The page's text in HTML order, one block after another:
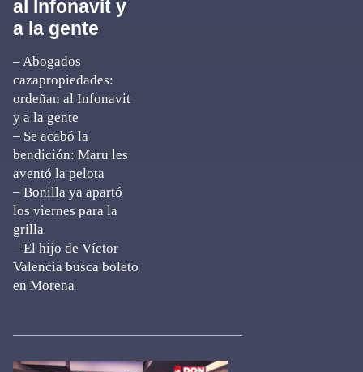
al Infonavit y
a la gente
– Abogados
cazapropiedades:
ordeñan al Infonavit
y a la gente
– Se acabó la
bendición: Maru les
aventó la pelota
– Bonilla ya apartó
los viernes para la
grilla
– El hijo de Víctor
Valencia busca boleto
en Morena